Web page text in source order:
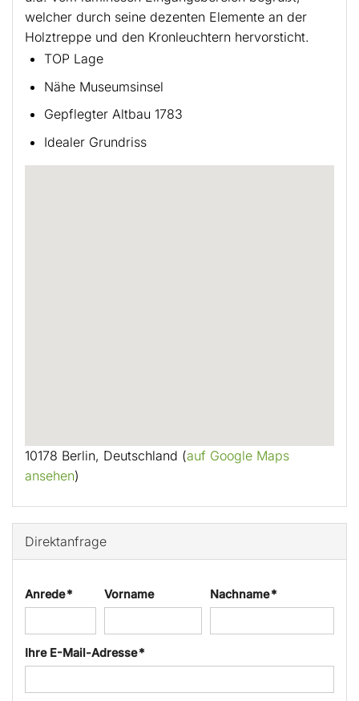
welcher durch seine dezenten Elemente an der
Holztreppe und den Kronleuchtern hervorsticht.
TOP Lage
Nähe Museumsinsel
Gepflegter Altbau 1783
Idealer Grundriss
10178 Berlin, Deutschland (auf Google Maps
ansehen)
Direktanfrage
Anrede * Vorname Nachname *
Ihre E-Mail-Adresse *